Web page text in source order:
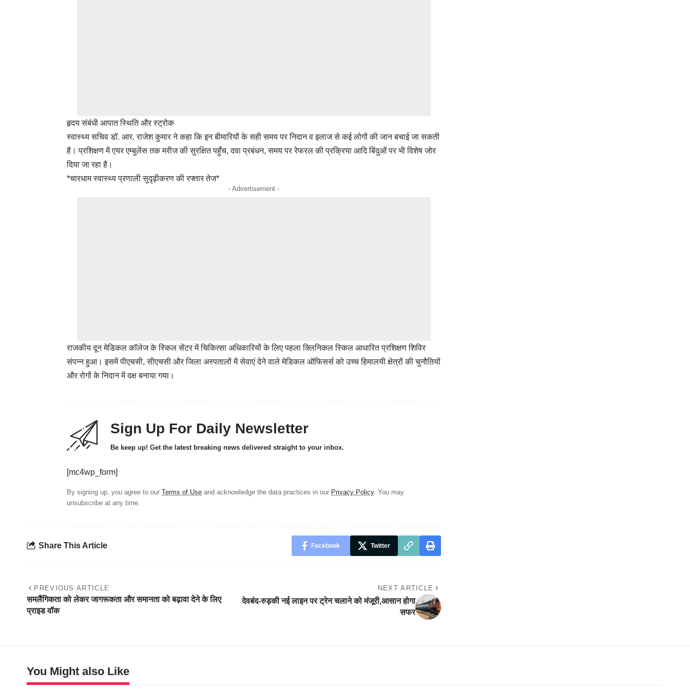
हृदय संबंधी आपात स्थिति और स्ट्रोक
स्वास्थ्य सचिव डॉ. आर. राजेश कुमार ने कहा कि इन बीमारियों के सही समय पर निदान व इलाज से कई लोगों की जान बचाई जा सकती
है। प्रशिक्षण में एयर एम्बुलेंस तक मरीज की सुरक्षित पहुँच, दवा प्रबंधन, समय पर रेफरल की प्रक्रिया आदि बिंदुओं पर भी विशेष जोर
दिया जा रहा है।
*चारधाम स्वास्थ्य प्रणाली सुदृढ़ीकरण की रफ्तार तेज*
- Advertisement -
राजकीय दून मेडिकल कॉलेज के स्किल सेंटर में चिकित्सा अधिकारियों के लिए पहला क्लिनिकल स्किल आधारित प्रशिक्षण शिविर
संपन्न हुआ। इसमें पीएचसी, सीएचसी और जिला अस्पतालों में सेवाएं देने वाले मेडिकल ऑफिसर्स को उच्च हिमालयी क्षेत्रों की चुनौतियों
और रोगों के निदान में दक्ष बनाया गया।
Sign Up For Daily Newsletter
Be keep up! Get the latest breaking news delivered straight to your inbox.
[mc4wp_form]
By signing up, you agree to our Terms of Use and acknowledge the data practices in our Privacy Policy. You may
unsubscribe at any time.
Share This Article Facebook Twitter
PREVIOUS ARTICLE
समलैंगिकता को लेकर जागरूकता और समानता को बढ़ावा देने के लिए
प्राइड वॉक
NEXT ARTICLE
देवबंद-रुड़की नई लाइन पर ट्रेन चलाने को मंजूरी,आसान होगा
सफर
You Might also Like